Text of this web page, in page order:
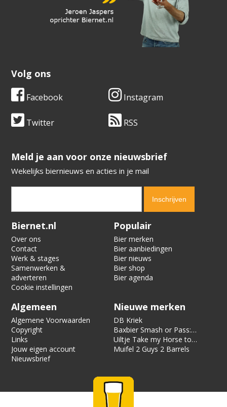
Volg ons
Facebook Instagram
Twitter RSS
​​​​​​​Meld je aan voor onze nieuwsbrief
Wekelijks biernieuws en acties in je mail
Verification code:
Biernet.nl
Over ons
Contact
Werk & stages
Samenwerken &
adverteren
Cookie instellingen
Populair
Bier merken
Bier aanbiedingen
Bier nieuws
Bier shop
Bier agenda
Algemeen
Algemene Voorwaarden
Copyright
Links
Jouw eigen account
Nieuwsbrief
Nieuwe merken
DB Kriek
Baxbier Smash or Pass:
Strata
Uiltje Take my Horse to
the Hotel Room
Muifel 2 Guys 2 Barrels